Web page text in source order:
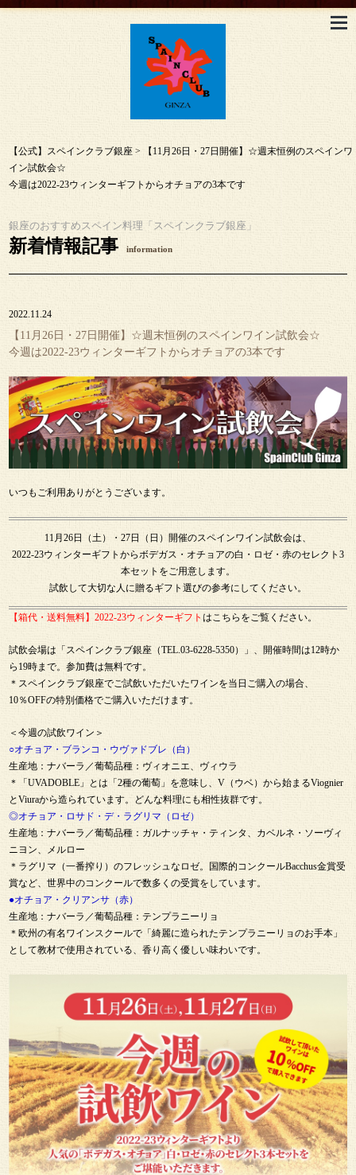
【公式】スペインクラブ銀座 >
【11月26日・27日開催】☆週末恒例のスペインワ
イン試飲会☆
今週は2022-23ウィンターギフトからオチョアの3本です
銀座のおすすめスペイン料理「スペインクラブ銀座」
新着情報記事 information
2022.11.24
【11月26日・27日開催】☆週末恒例のスペインワイン試飲会☆
今週は2022-23ウィンターギフトからオチョアの3本です
いつもご利用ありがとうございます。
11月26日（土）・27日（日）開催のスペインワイン試飲会は、
2022-23ウィンターギフトからボデガス・オチョアの白・ロゼ・赤のセレクト3
本セットをご用意します。
試飲して大切な人に贈るギフト選びの参考にしてください。
【箱代・送料無料】2022-23ウィンターギフトはこちらをご覧ください。
試飲会場は「スペインクラブ銀座（TEL.03-6228-5350）」、開催時間は12時か
ら19時まで。参加費は無料です。
＊スペインクラブ銀座でご試飲いただいたワインを当日ご購入の場合、
10％OFFの特別価格でご購入いただけます。
＜今週の試飲ワイン＞
○オチョア・ブランコ・ウヴァドブレ（白）
生産地：ナバーラ／葡萄品種：ヴィオニエ、ヴィウラ
＊「UVADOBLE」とは「2種の葡萄」を意味し、V（ウベ）から始まるViognier
とViuraから造られています。どんな料理にも相性抜群です。
◎オチョア・ロサド・デ・ラグリマ（ロゼ）
生産地：ナバーラ／葡萄品種：ガルナッチャ・ティンタ、カベルネ・ソーヴィ
ニヨン、メルロー
＊ラグリマ（一番搾り）のフレッシュなロゼ。国際的コンクールBacchus金賞受
賞など、世界中のコンクールで数多くの受賞をしています。
●オチョア・クリアンサ（赤）
生産地：ナバーラ／葡萄品種：テンプラニーリョ
＊欧州の有名ワインスクールで「綺麗に造られたテンプラニーリョのお手本」
として教材で使用されている、香り高く優しい味わいです。